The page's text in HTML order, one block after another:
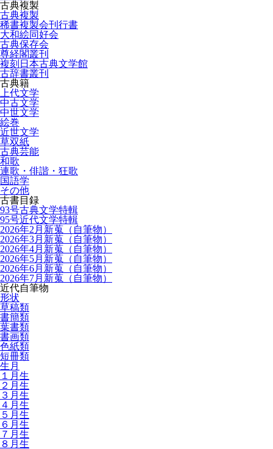
古典複製
古典複製
稀書複製会刊行書
大和絵同好会
古典保存会
尊経閣叢刊
複刻日本古典文学館
古辞書叢刊
古典籍
上代文学
中古文学
中世文学
絵巻
近世文学
草双紙
古典芸能
和歌
連歌・俳諧・狂歌
国語学
その他
古書目録
93号古典文学特輯
95号近代文学特輯
2026年2月新蒐（自筆物）
2026年3月新蒐（自筆物）
2026年4月新蒐（自筆物）
2026年5月新蒐（自筆物）
2026年6月新蒐（自筆物）
2026年7月新蒐（自筆物）
近代自筆物
形状
草稿類
書簡類
葉書類
書画類
色紙類
短冊類
生月
１月生
２月生
３月生
４月生
５月生
６月生
７月生
８月生